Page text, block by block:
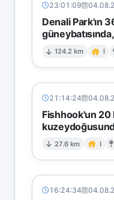
23:01:09
Denali Park'ın
124.2 km I
21:14:24
Fishhook'un
27.6 km I
16:24:34